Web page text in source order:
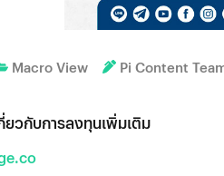
Macro View Pi Content
ยวกับการลงทุนเพิ่มเติม